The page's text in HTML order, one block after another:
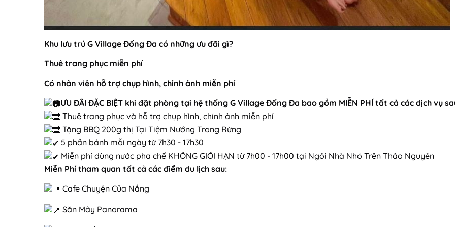
Khu lưu trú G Village Đống Đa có những ưu đãi gì?
Thuê trang phục miễn phí
Có nhân viên hỗ trợ chụp hình, chỉnh ảnh miễn phí
ƯU ĐÃI ĐẶC BIỆT khi đặt phòng tại hệ thống G Village Đống Đa bao gồm MIỄN PHÍ tất cả các dịch vụ
Thuê trang phục và hỗ trợ chụp hình, chỉnh ảnh miễn phí
Tặng BBQ 200g thị Tại Tiệm Nướng Trong Rừng
5 phần bánh mỗi ngày từ 7h30 - 17h30
Miễn phí dùng nước pha chế KHÔNG GIỚI HẠN từ 7h00 - 17h00 tại Ngôi Nhà Nhỏ Trên Thảo Nguyên
Miễn Phí tham quan tất cả các điểm du lịch sau:
Cafe Chuyện Của Nắng
Săn Mây Panorama